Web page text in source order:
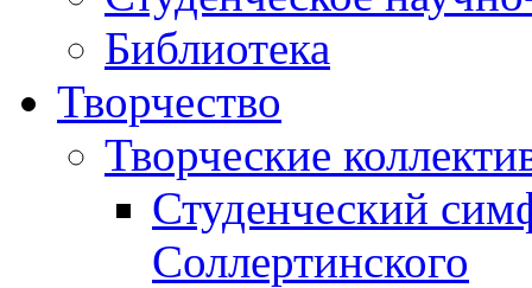
Библиотека
Творчество
Творческие
Студенческий
Соллертинского